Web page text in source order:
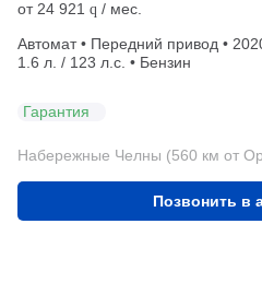
от 24 921 q / мес.
Автомат • Передний привод •
1.6 л. / 123 л.с. • Бензин
Гарантия
Набережные Челны (560 км от
Позвонить в